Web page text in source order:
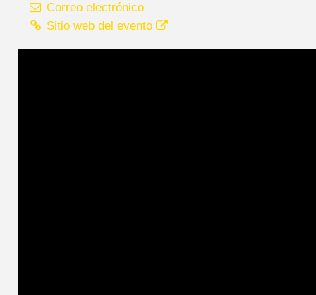
Correo electrónico
Sitio web del evento